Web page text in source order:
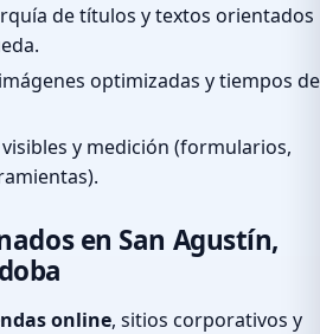
de títulos y textos orientados
optimizadas y tiempos de
y medición (formularios,
en San Agustín,
online, sitios corporativos y